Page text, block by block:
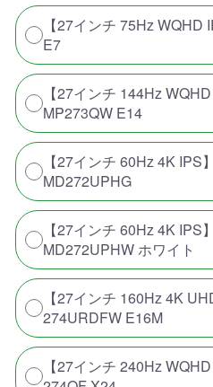
【27インチ 75Hz
E7
【27インチ 144Hz
MP273QW E14
【27インチ 60Hz 4K IPS
MD272UPHG
【27インチ 60Hz 4K IPS
MD272UPHW ホワイト
【27インチ 160Hz 4K
274URDFW E16M
【27インチ 240Hz